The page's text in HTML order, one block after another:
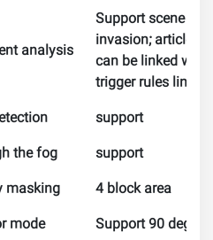
analysis
Support scene
invasion; article
can be linked
trigger rules
support
the fog
support
masking
4 block area
mode
Support 90